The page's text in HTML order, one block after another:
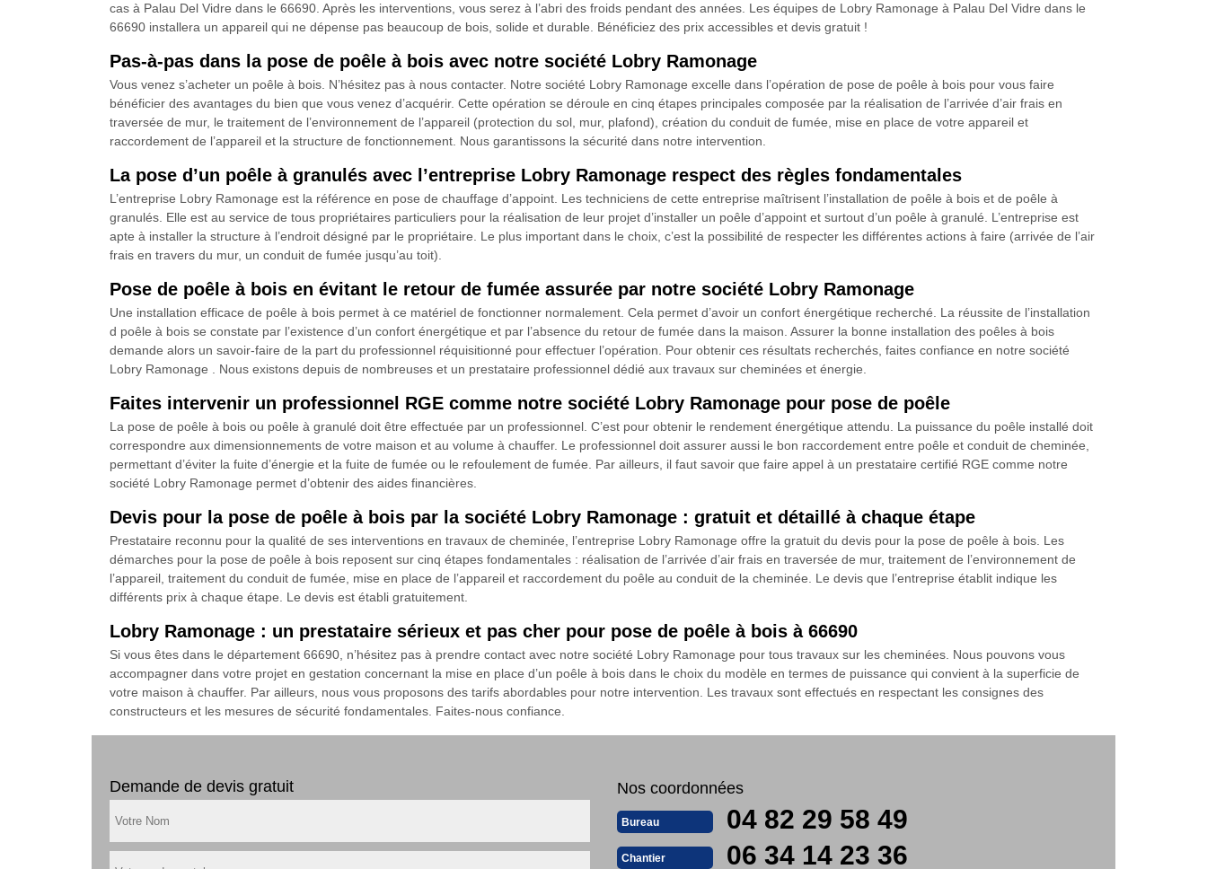
cas à Palau Del Vidre dans le 66690. Après les interventions, vous serez à l’abri des froids pendant des années. Les équipes de Lobry Ramonage à Palau Del Vidre dans le
66690 installera un appareil qui ne dépense pas beaucoup de bois, solide et durable. Bénéficiez des prix accessibles et devis gratuit !
Pas-à-pas dans la pose de poêle à bois avec notre société Lobry Ramonage
Vous venez s’acheter un poêle à bois. N’hésitez pas à nous contacter. Notre société Lobry Ramonage excelle dans l’opération de pose de poêle à bois pour vous faire
bénéficier des avantages du bien que vous venez d’acquérir. Cette opération se déroule en cinq étapes principales composée par la réalisation de l’arrivée d’air frais en
traversée de mur, le traitement de l’environnement de l’appareil (protection du sol, mur, plafond), création du conduit de fumée, mise en place de votre appareil et
raccordement de l’appareil et la structure de fonctionnement. Nous garantissons la sécurité dans notre intervention.
La pose d’un poêle à granulés avec l’entreprise Lobry Ramonage respect des règles fondamentales
L’entreprise Lobry Ramonage est la référence en pose de chauffage d’appoint. Les techniciens de cette entreprise maîtrisent l’installation de poêle à bois et de poêle à
granulés. Elle est au service de tous propriétaires particuliers pour la réalisation de leur projet d’installer un poêle d’appoint et surtout d’un poêle à granulé. L’entreprise est
apte à installer la structure à l’endroit désigné par le propriétaire. Le plus important dans le choix, c’est la possibilité de respecter les différentes actions à faire (arrivée de l’air
frais en travers du mur, un conduit de fumée jusqu’au toit).
Pose de poêle à bois en évitant le retour de fumée assurée par notre société Lobry Ramonage
Une installation efficace de poêle à bois permet à ce matériel de fonctionner normalement. Cela permet d’avoir un confort énergétique recherché. La réussite de l’installation
d poêle à bois se constate par l’existence d’un confort énergétique et par l’absence du retour de fumée dans la maison. Assurer la bonne installation des poêles à bois
demande alors un savoir-faire de la part du professionnel réquisitionné pour effectuer l’opération. Pour obtenir ces résultats recherchés, faites confiance en notre société
Lobry Ramonage . Nous existons depuis de nombreuses et un prestataire professionnel dédié aux travaux sur cheminées et énergie.
Faites intervenir un professionnel RGE comme notre société Lobry Ramonage pour pose de poêle
La pose de poêle à bois ou poêle à granulé doit être effectuée par un professionnel. C’est pour obtenir le rendement énergétique attendu. La puissance du poêle installé doit
correspondre aux dimensionnements de votre maison et au volume à chauffer. Le professionnel doit assurer aussi le bon raccordement entre poêle et conduit de cheminée,
permettant d’éviter la fuite d’énergie et la fuite de fumée ou le refoulement de fumée. Par ailleurs, il faut savoir que faire appel à un prestataire certifié RGE comme notre
société Lobry Ramonage permet d’obtenir des aides financières.
Devis pour la pose de poêle à bois par la société Lobry Ramonage : gratuit et détaillé à chaque étape
Prestataire reconnu pour la qualité de ses interventions en travaux de cheminée, l’entreprise Lobry Ramonage offre la gratuit du devis pour la pose de poêle à bois. Les
démarches pour la pose de poêle à bois reposent sur cinq étapes fondamentales : réalisation de l’arrivée d’air frais en traversée de mur, traitement de l’environnement de
l’appareil, traitement du conduit de fumée, mise en place de l’appareil et raccordement du poêle au conduit de la cheminée. Le devis que l’entreprise établit indique les
différents prix à chaque étape. Le devis est établi gratuitement.
Lobry Ramonage : un prestataire sérieux et pas cher pour pose de poêle à bois à 66690
Si vous êtes dans le département 66690, n’hésitez pas à prendre contact avec notre société Lobry Ramonage pour tous travaux sur les cheminées. Nous pouvons vous
accompagner dans votre projet en gestation concernant la mise en place d’un poêle à bois dans le choix du modèle en termes de puissance qui convient à la superficie de
votre maison à chauffer. Par ailleurs, nous vous proposons des tarifs abordables pour notre intervention. Les travaux sont effectués en respectant les consignes des
constructeurs et les mesures de sécurité fondamentales. Faites-nous confiance.
Demande de devis gratuit Nos coordonnées
Bureau 04 82 29 58 49
Chantier 06 34 14 23 36